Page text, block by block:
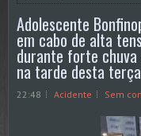
Adolescente
em cabo de alta
durante forte
na tarde desta
22:48 Acidente Sem